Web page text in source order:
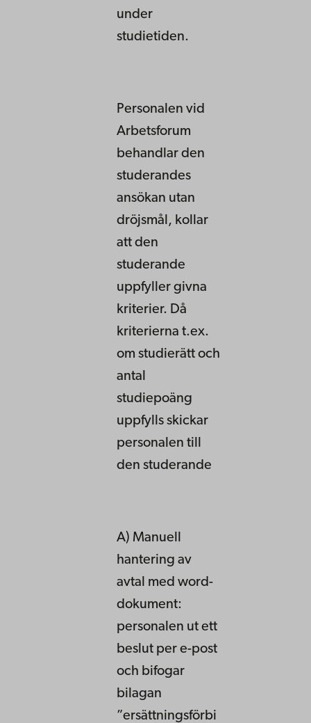
under
studietiden.
Personalen vid
Arbetsforum
behandlar den
studerandes
ansökan utan
dröjsmål, kollar
att den
studerande
uppfyller givna
kriterier. Då
kriterierna t.ex.
om studierätt och
antal
studiepoäng
uppfylls skickar
personalen till
den studerande
A) Manuell
hantering av
avtal med word-
dokument:
personalen ut ett
beslut per e-post
och bifogar
bilagan
”ersättningsförbi